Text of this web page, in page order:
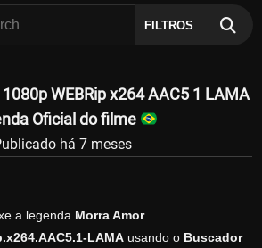
FILTROS
WEBRip x264 AAC5 1 LAMA
Oficial do filme
há 7 meses
a legenda Morra Amor
LAMA usando o Buscador